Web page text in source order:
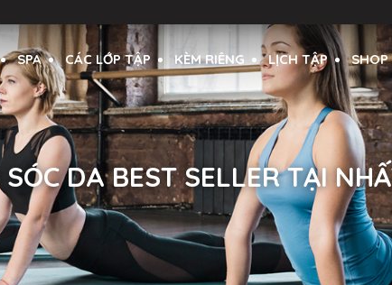
SPA CÁC LỚP TẬP KÈM RIÊNG LỊCH TẬP SHOP
DA BEST SELLER TẠI